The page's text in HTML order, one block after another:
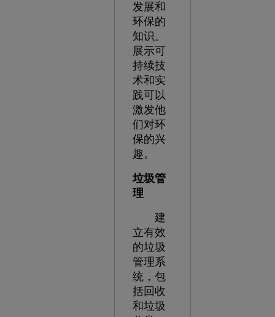
发展和
环保的
知识。
展示可
持续技
术和实
践可以
激发他
们对环
保的兴
趣。
垃圾管
理
建
立有效
的垃圾
管理系
统，包
括回收
和垃圾